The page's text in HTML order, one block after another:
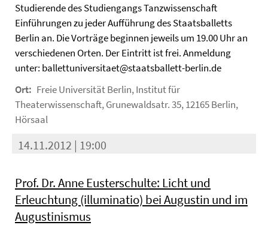
Studierende des Studiengangs Tanzwissenschaft
Einführungen zu jeder Aufführung des Staatsballetts
Berlin an. Die Vorträge beginnen jeweils um 19.00 Uhr an
verschiedenen Orten. Der Eintritt ist frei. Anmeldung
unter: ballettuniversitaet@staatsballett-berlin.de
Ort: Freie Universität Berlin, Institut für
Theaterwissenschaft, Grunewaldsatr. 35, 12165 Berlin,
Hörsaal
14.11.2012 | 19:00
Prof. Dr. Anne Eusterschulte: Licht und
Erleuchtung (illuminatio) bei Augustin und im
Augustinismus